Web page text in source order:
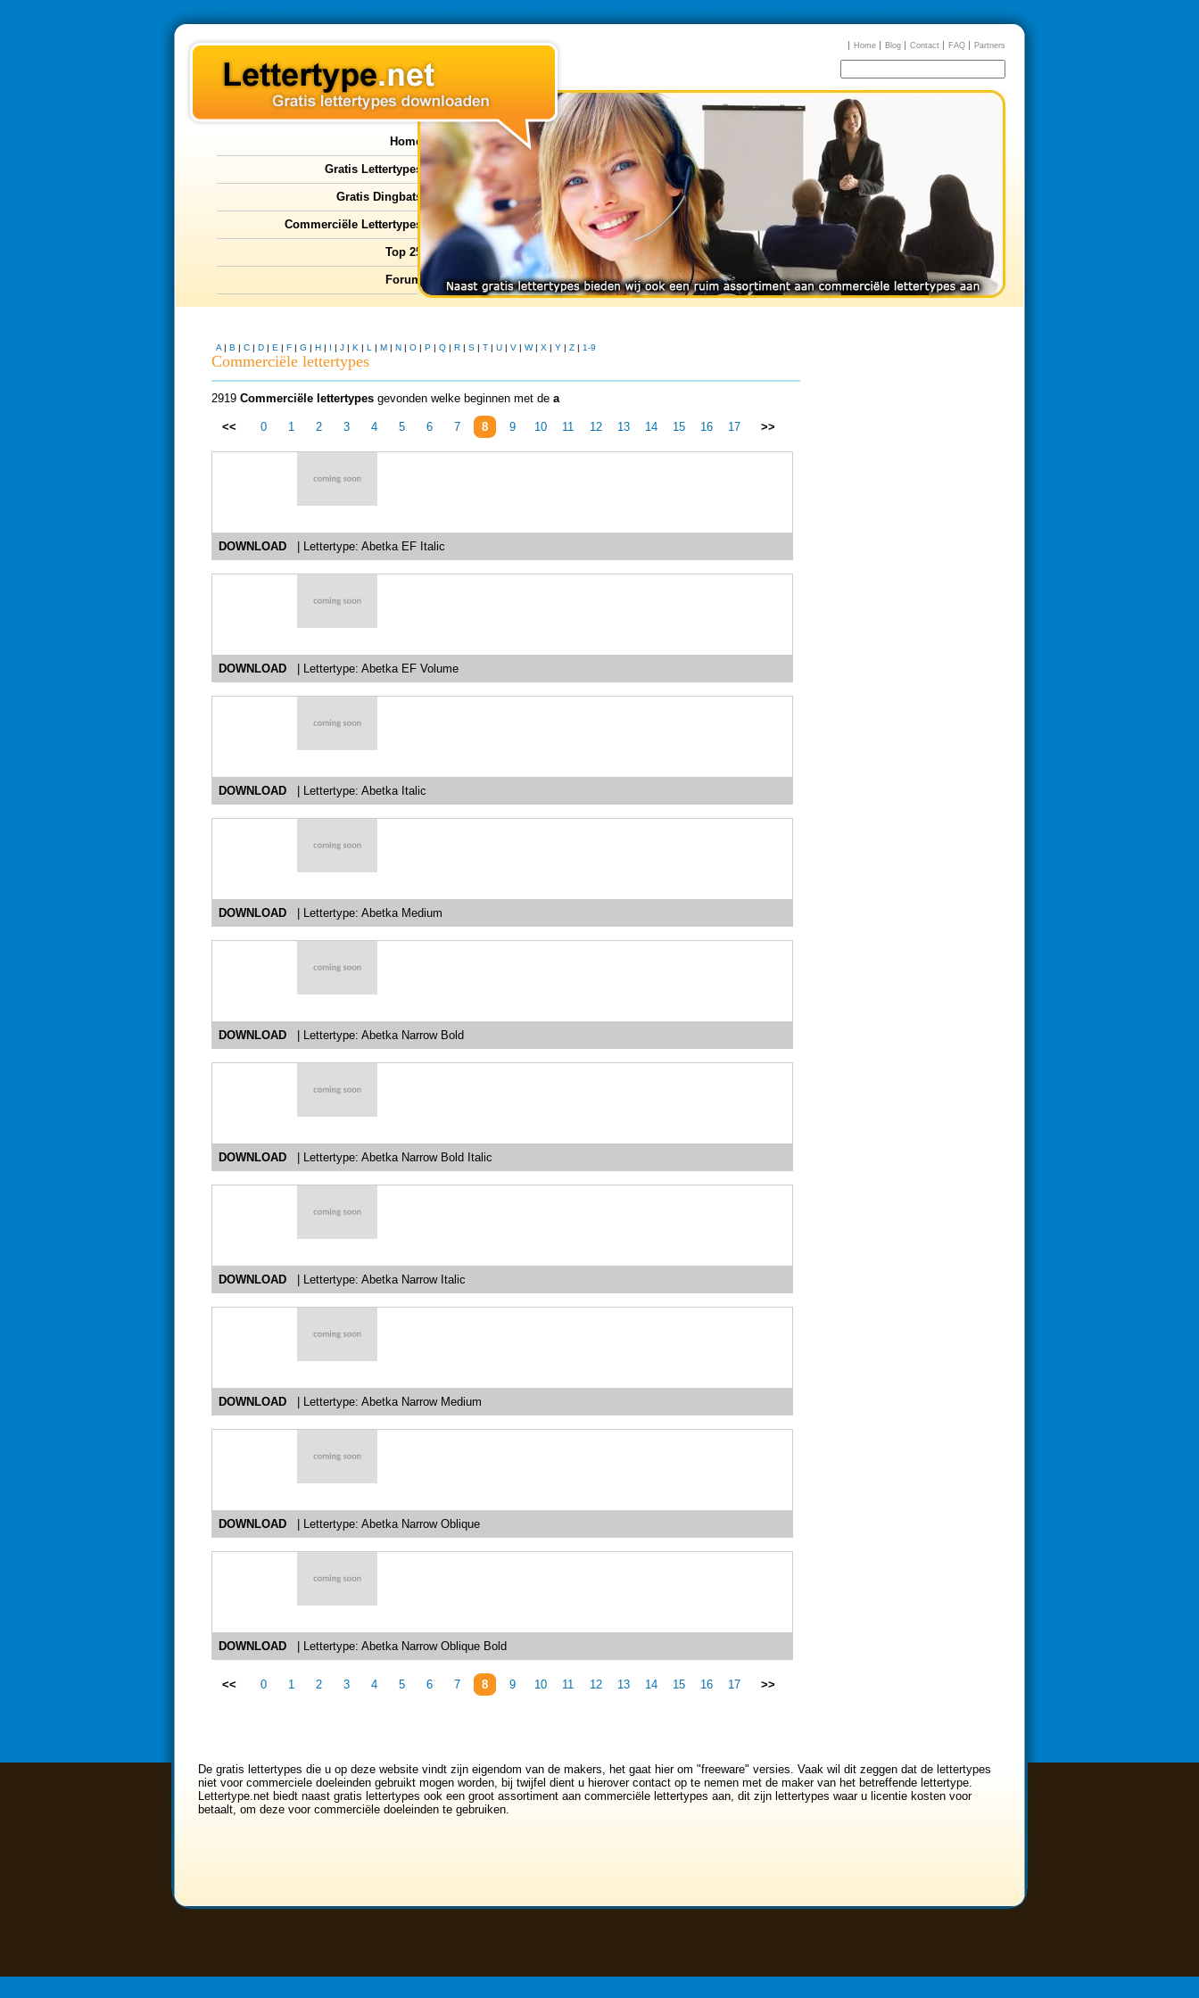
Home Blog Contact FAQ Partners
Home
Gratis Lettertypes
Gratis Dingbats
Commerciële Lettertypes
Top 25
Forum
A | B | C | D | E | F | G | H | I | J | K | L | M | N | O | P | Q | R | S | T | U | V | W| X | Y | Z | 1-9
Commerciële lettertypes
2919 Commerciële lettertypes gevonden welke beginnen met de a
<< 0 1 2 3 4 5 6 7 8 9 10 11 12 13 14 15 16 17 >>
DOWNLOAD | Lettertype: Abetka EF Italic
DOWNLOAD | Lettertype: Abetka EF Volume
DOWNLOAD | Lettertype: Abetka Italic
DOWNLOAD | Lettertype: Abetka Medium
DOWNLOAD | Lettertype: Abetka Narrow Bold
DOWNLOAD | Lettertype: Abetka Narrow Bold Italic
DOWNLOAD | Lettertype: Abetka Narrow Italic
DOWNLOAD | Lettertype: Abetka Narrow Medium
DOWNLOAD | Lettertype: Abetka Narrow Oblique
DOWNLOAD | Lettertype: Abetka Narrow Oblique Bold
<< 0 1 2 3 4 5 6 7 8 9 10 11 12 13 14 15 16 17 >>
De gratis lettertypes die u op deze website vindt zijn eigendom van de makers, het gaat hier om "freeware" versies. Vaak wil dit zeggen dat de lettertypes
niet voor commerciele doeleinden gebruikt mogen worden, bij twijfel dient u hierover contact op te nemen met de maker van het betreffende lettertype.
Lettertype.net biedt naast gratis lettertypes ook een groot assortiment aan commerciële lettertypes aan, dit zijn lettertypes waar u licentie kosten voor
betaalt, om deze voor commerciële doeleinden te gebruiken.